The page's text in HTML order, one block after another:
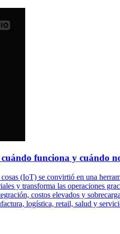
funciona y cuándo
(IoT) se convirtió en una
y transforma las operaciones
costos elevados y
logística, retail, salud y